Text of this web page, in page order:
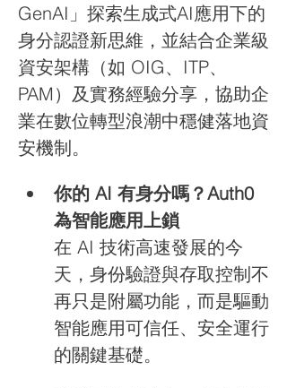
GenAI」探索生成式AI應用下的
身分認證新思維，並結合企業級
資安架構（如 OIG、ITP、
PAM）及實務經驗分享，協助企
業在數位轉型浪潮中穩健落地資
安機制。
你的 AI 有身分嗎？Auth0
為智能應用上鎖
在 AI 技術高速發展的今
天，身份驗證與存取控制不
再只是附屬功能，而是驅動
智能應用可信任、安全運行
的關鍵基礎。